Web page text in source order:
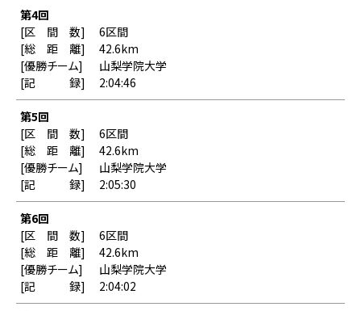
第4回
6区間
42.6km
山梨学院大学
2:04:46
第5回
6区間
42.6km
山梨学院大学
2:05:30
第6回
6区間
42.6km
山梨学院大学
2:04:02